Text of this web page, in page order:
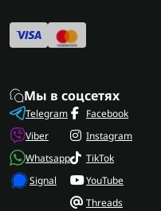
сопутствующие
светильники
Мы в соцсетях
Telegram
Viber
Whatsapp
Signal
Facebook
Instagram
TikTok
YouTube
Threads